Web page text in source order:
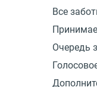
Все
Очередь